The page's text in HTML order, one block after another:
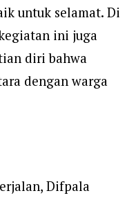
untuk selamat. Di
ini juga
diri bahwa
dengan warga
Difpala